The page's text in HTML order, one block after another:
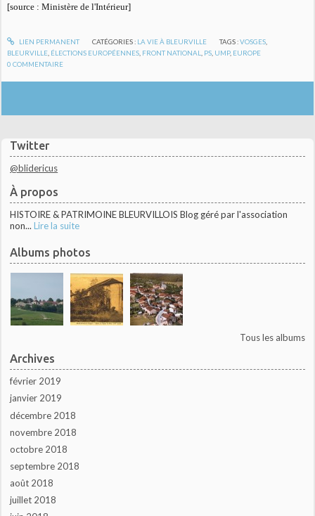
Twitter
@blidericus
À propos
HISTOIRE & PATRIMOINE BLEURVILLOIS Blog géré par l'association
non... Lire la suite
Albums photos
Tous les albums
Archives
février 2019
janvier 2019
décembre 2018
novembre 2018
octobre 2018
septembre 2018
août 2018
juillet 2018
[source : Ministère de l'Intérieur]
LIEN PERMANENT CATÉGORIES : LA VIE À BLEURVILLE TAGS :VOSGES,
BLEURVILLE, ÉLECTIONS EUROPÉENNES, FRONT NATIONAL, PS, UMP, EUROPE
0 COMMENTAIRE